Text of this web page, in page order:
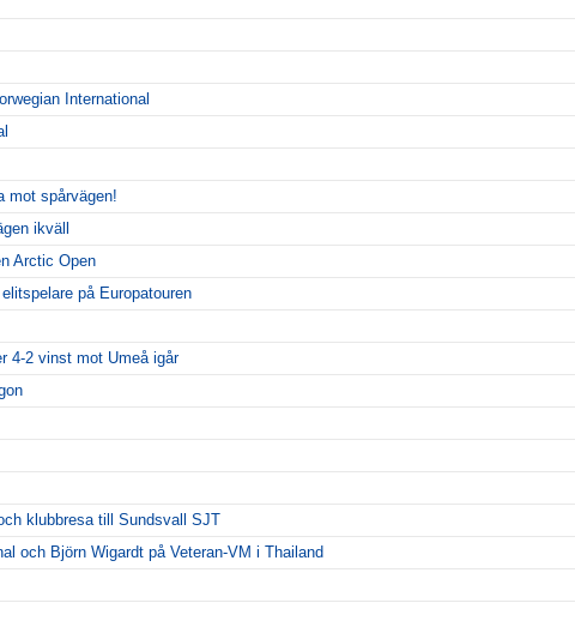
International
mot spårvägen!
ikväll
Arctic Open
på Europatouren
4-2 vinst mot Umeå igår
klubbresa till Sundsvall SJT
och Björn Wigardt på Veteran-VM i Thailand